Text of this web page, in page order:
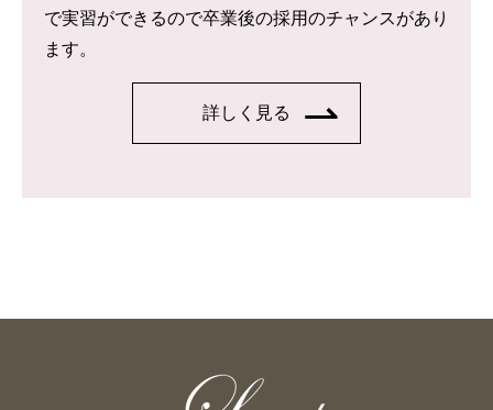
で実習ができるので卒業後の採用のチャンスがあり
ます。
詳しく見る